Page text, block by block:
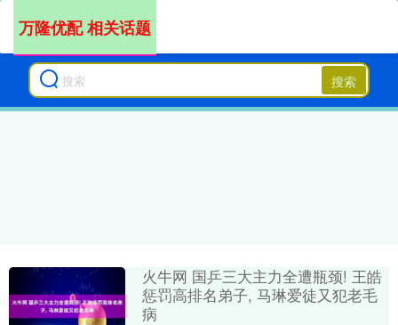
搜索
万隆优配 相关话题
火牛网 国乒三大主力全遭瓶颈! 王皓
惩罚高排名弟子, 马琳爱徒又犯老毛
病